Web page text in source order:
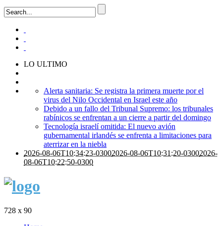
LO ULTIMO
Alerta sanitaria: Se registra la primera muerte por el
virus del Nilo Occidental en Israel este año
Debido a un fallo del Tribunal Supremo: los tribunales
rabínicos se enfrentan a un cierre a partir del domingo
Tecnología israelí omitida: El nuevo avión
gubernamental irlandés se enfrenta a limitaciones para
aterrizar en la niebla
2026-08-06T10:34:23-03002026-08-06T10:31:20-03002026-
08-06T10:22:50-0300
728 x 90